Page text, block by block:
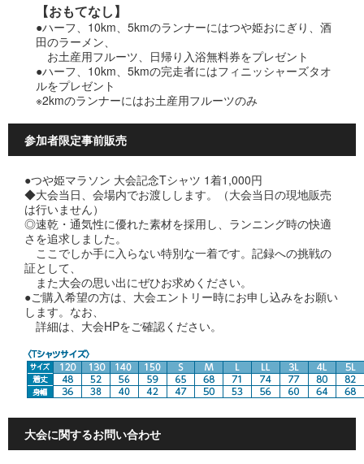
【おもてなし】
●ハーフ、10km、5kmのランナーにはつや姫おにぎり、酒
田のラーメン、
お土産用フルーツ、日帰り入浴無料券をプレゼント
●ハーフ、10km、5kmの完走者にはフィニッシャーズタオ
ルをプレゼント
※2kmのランナーにはお土産用フルーツのみ
参加者限定事前販売
●つや姫マラソン 大会記念Tシャツ 1着1,000円
◆大会当日、会場内でお渡しします。（大会当日の現地販売
は行いません）
◎速乾・通気性に優れた素材を採用し、ランニング時の快適
さを追求しました。
ここでしか手に入らない特別な一着です。記録への挑戦の
証として、
また大会の思い出にぜひお求めください。
●ご購入希望の方は、大会エントリー時にお申し込みをお願い
します。なお、
詳細は、大会HPをご確認ください。
大会に関するお問い合わせ